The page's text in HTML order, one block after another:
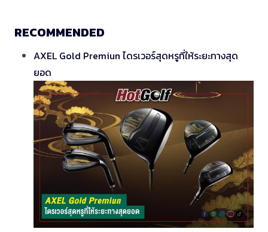
RECOMMENDED
AXEL Gold Premiun ไดรเวอร์สุดหรูที่ให้ระยะทางสุด
ยอด